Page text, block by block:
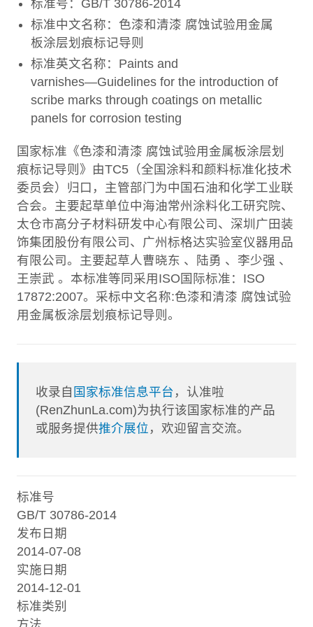
标准号：GB/T 30786-2014
标准中文名称：色漆和清漆 腐蚀试验用金属
板涂层划痕标记导则
标准英文名称：Paints and
varnishes―Guidelines for the introduction of
scribe marks through coatings on metallic
panels for corrosion testing
国家标准《色漆和清漆 腐蚀试验用金属板涂层划
痕标记导则》由TC5（全国涂料和颜料标准化技术
委员会）归口，主管部门为中国石油和化学工业联
合会。主要起草单位中海油常州涂料化工研究院、
太仓市高分子材料研发中心有限公司、深圳广田装
饰集团股份有限公司、广州标格达实验室仪器用品
有限公司。主要起草人曹晓东 、陆勇 、李少强 、
王崇武 。本标准等同采用ISO国际标准：ISO
17872:2007。采标中文名称:色漆和清漆 腐蚀试验
用金属板涂层划痕标记导则。
收录自 国家标准信息平台 ，认准啦
(RenZhunLa.com)为执行该国家标准的产品
或服务提供推介展位 ，欢迎留言交流。
标准号
GB/T 30786-2014
发布日期
2014-07-08
实施日期
2014-12-01
标准类别
方法